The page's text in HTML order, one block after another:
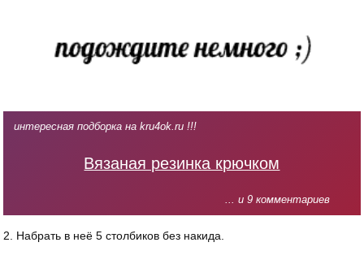
интересная подборка на kru4ok.ru !!!
Вязаная резинка крючком
... и 9 комментариев
2. Набрать в неё 5 столбиков без накида.